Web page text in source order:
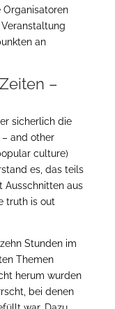
Organisatoren
an
–
sicherlich die
and other
culture)
es, das teils
Ausschnitten aus
truth is out
Stunden im
Themen
herum wurden
bei denen